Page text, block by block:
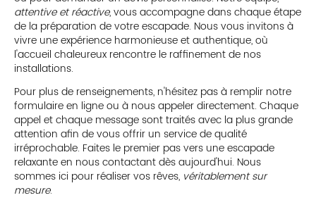
attentive et réactive, vous accompagne dans chaque étape
de la préparation de votre escapade. Nous vous invitons à
vivre une expérience harmonieuse et authentique, où
l'accueil chaleureux rencontre le raffinement de nos
installations.
Pour plus de renseignements, n'hésitez pas à remplir notre
formulaire en ligne ou à nous appeler directement. Chaque
appel et chaque message sont traités avec la plus grande
attention afin de vous offrir un service de qualité
irréprochable. Faites le premier pas vers une escapade
relaxante en nous contactant dès aujourd'hui. Nous
sommes ici pour réaliser vos rêves, véritablement sur
mesure.